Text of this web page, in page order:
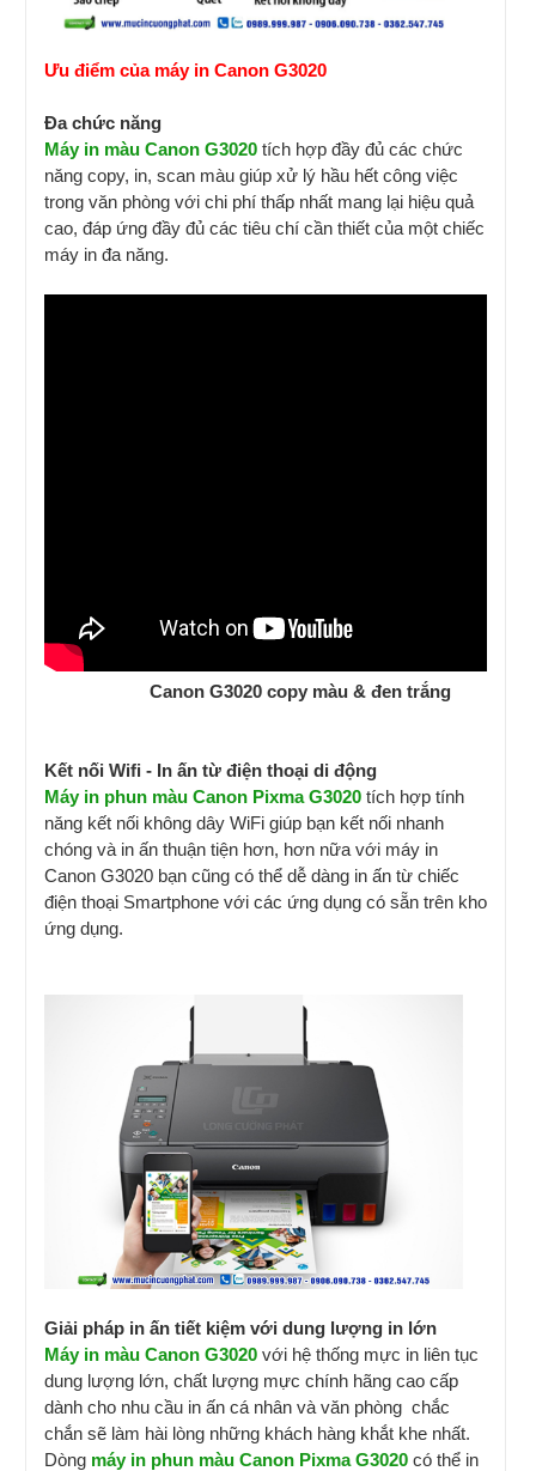
Ưu điểm của máy in Canon G3020
Đa chức năng
Máy in màu Canon G3020 tích hợp đầy đủ các chức
năng copy, in, scan màu giúp xử lý hầu hết công việc
trong văn phòng với chi phí thấp nhất mang lại hiệu quả
cao, đáp ứng đầy đủ các tiêu chí cần thiết của một chiếc
máy in đa năng.
Canon G3020 copy màu & đen trắng
Kết nối Wifi - In ấn từ điện thoại di động
Máy in phun màu Canon Pixma G3020 tích hợp tính
năng kết nối không dây WiFi giúp bạn kết nối nhanh
chóng và in ấn thuận tiện hơn, hơn nữa với máy in
Canon G3020 bạn cũng có thể dễ dàng in ấn từ chiếc
điện thoại Smartphone với các ứng dụng có sẵn trên kho
ứng dụng.
Giải pháp in ấn tiết kiệm với dung lượng in lớn
Máy in màu Canon G3020 với hệ thống mực in liên tục
dung lượng lớn, chất lượng mực chính hãng cao cấp
dành cho nhu cầu in ấn cá nhân và văn phòng chắc
chắn sẽ làm hài lòng những khách hàng khắt khe nhất.
Dòng máy in phun màu Canon Pixma G3020 có thể in